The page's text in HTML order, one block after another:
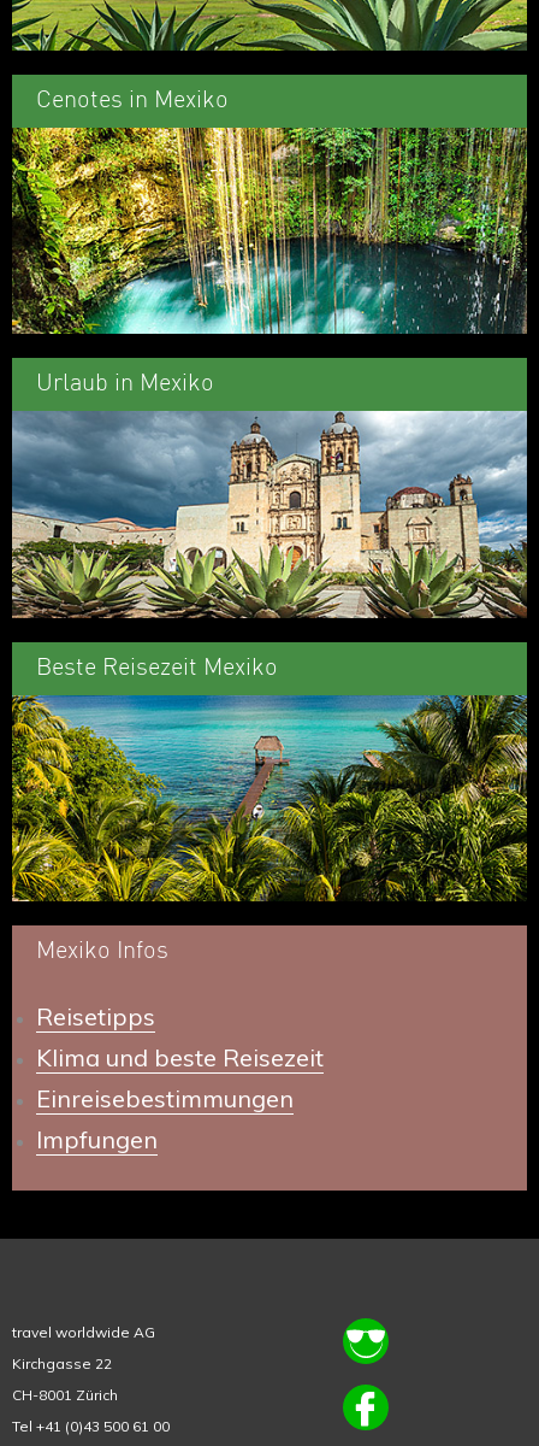
Cenotes in Mexiko
Urlaub in Mexiko
Beste Reisezeit Mexiko
Mexiko Infos
Reisetipps
Klima und beste Reisezeit
Einreisebestimmungen
Impfungen
travel worldwide AG
Kirchgasse 22
CH-8001 Zürich
Tel +41 (0)43 500 61 00